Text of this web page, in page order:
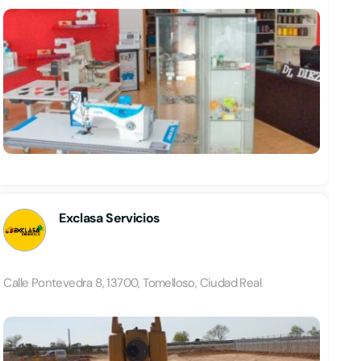
Exclasa Servicios
Calle Pontevedra 8, 13700, Tomelloso, Ciudad Real